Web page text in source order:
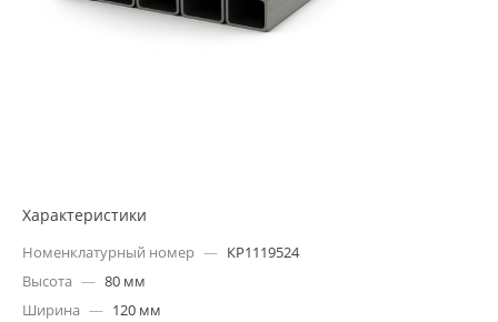
Характеристики
Номенклатурный номер — КР1119524
Высота — 80 мм
Ширина — 120 мм